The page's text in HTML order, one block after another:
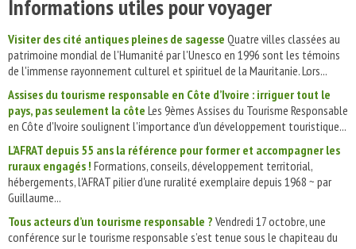
Informations utiles pour voyager
Visiter des cité antiques pleines de sagesse Quatre villes classées au
patrimoine mondial de l'Humanité par l'Unesco en 1996 sont les témoins
de l'immense rayonnement culturel et spirituel de la Mauritanie. Lors...
Assises du tourisme responsable en Côte d’Ivoire : irriguer tout le
pays, pas seulement la côte Les 9èmes Assises du Tourisme Responsable
en Côte d'Ivoire soulignent l'importance d'un développement touristique...
L’AFRAT depuis 55 ans la référence pour former et accompagner les
ruraux engagés ! Formations, conseils, développement territorial,
hébergements, l'AFRAT pilier d'une ruralité exemplaire depuis 1968 ~ par
Guillaume...
Tous acteurs d’un tourisme responsable ? Vendredi 17 octobre, une
conférence sur le tourisme responsable s’est tenue sous le chapiteau du